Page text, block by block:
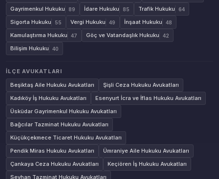
Gayrimenkul Hukuku 89 İdare Hukuku 85 Trafik Hukuku 64
Sigorta Hukuku 55 Vergi Hukuku 49 İnşaat Hukuku 48
Kamulaştırma Hukuku 47 Göç ve Vatandaşlık Hukuku 42
Bilişim Hukuku 40
İLÇE AVUKATLARI
Beşiktaş Aile Hukuku Avukatları
Şişli Ceza Hukuku Avukatları
Kadıköy İş Hukuku Avukatları
Esenyurt İcra ve İflas Hukuku Avukatları
Üsküdar Gayrimenkul Hukuku Avukatları
Bağcılar Tazminat Hukuku Avukatları
Küçükçekmece Ticaret Hukuku Avukatları
Pendik Miras Hukuku Avukatları
Ümraniye Aile Hukuku Avukatları
Çankaya Ceza Hukuku Avukatları
Keçiören İş Hukuku Avukatları
Seyhan Tazminat Hukuku Avukatları